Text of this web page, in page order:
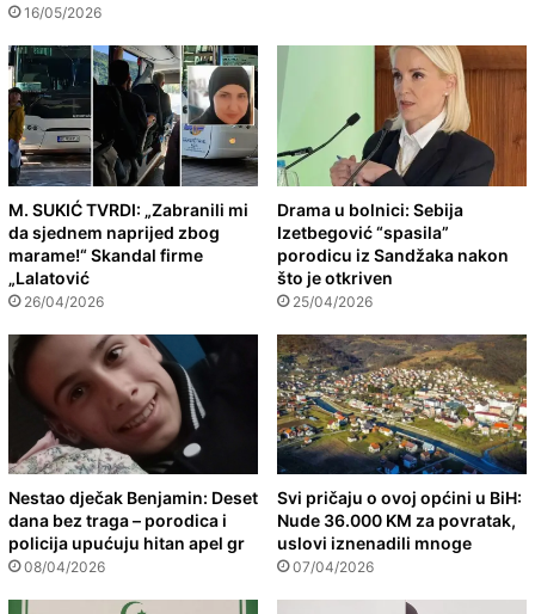
16/05/2026
M. SUKIĆ TVRDI: „Zabranili mi
da sjednem naprijed zbog
marame!“ Skandal firme
„Lalatović
26/04/2026
Drama u bolnici: Sebija
Izetbegović “spasila”
porodicu iz Sandžaka nakon
što je otkriven
25/04/2026
Nestao dječak Benjamin: Deset
dana bez traga – porodica i
policija upućuju hitan apel gr
08/04/2026
Svi pričaju o ovoj općini u BiH:
Nude 36.000 KM za povratak,
uslovi iznenadili mnoge
07/04/2026